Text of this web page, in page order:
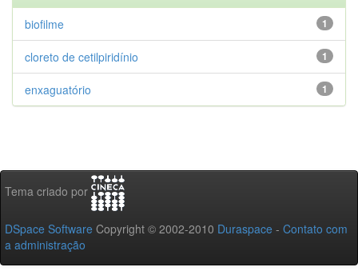
1
biofilme
1
cloreto de cetilpiridínio
1
enxaguatório
Tema criado por
DSpace Software Copyright © 2002-2010 Duraspace - Contato com
a administração